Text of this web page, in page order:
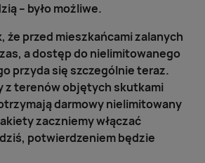
– było możliwe.
że przed mieszkańcami zalanych
a dostęp do nielimitowanego
przyda się szczególnie teraz.
z terenów objętych skutkami
darmowy nielimitowany
zaczniemy włączać
potwierdzeniem będzie